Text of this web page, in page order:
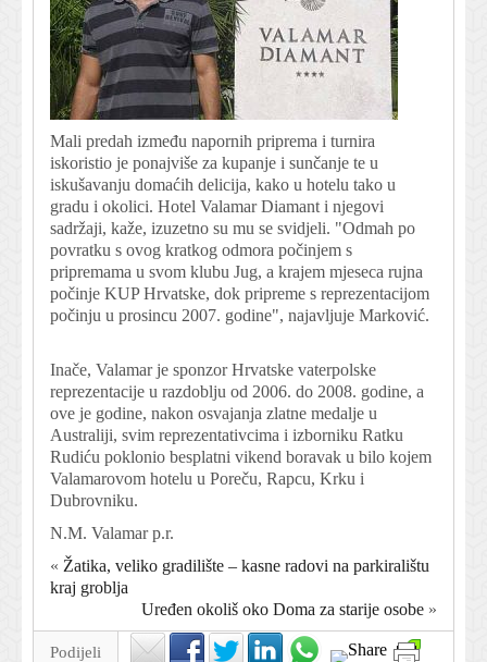
Mali predah između napornih priprema i turnira
iskoristio je ponajviše za kupanje i sunčanje te u
iskušavanju domaćih delicija, kako u hotelu tako u
gradu i okolici. Hotel Valamar Diamant i njegovi
sadržaji, kaže, izuzetno su mu se svidjeli. "Odmah po
povratku s ovog kratkog odmora počinjem s
pripremama u svom klubu Jug, a krajem mjeseca rujna
počinje KUP Hrvatske, dok pripreme s reprezentacijom
počinju u prosincu 2007. godine", najavljuje Marković.
Inače, Valamar je sponzor Hrvatske vaterpolske
reprezentacije u razdoblju od 2006. do 2008. godine, a
ove je godine, nakon osvajanja zlatne medalje u
Australiji, svim reprezentativcima i izborniku Ratku
Rudiću poklonio besplatni vikend boravak u bilo kojem
Valamarovom hotelu u Poreču, Rapcu, Krku i
Dubrovniku.
N.M. Valamar p.r.
« Žatika, veliko gradilište – kasne radovi na parkiralištu
kraj groblja
Uređen okoliš oko Doma za starije osobe »
Podijeli